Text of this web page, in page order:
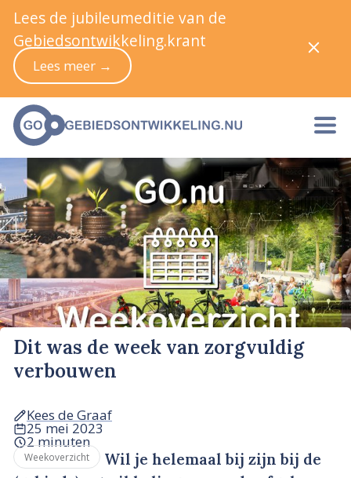
Dit was de week van zorgvuldig
verbouwen
Kees de Graaf
25 mei 2023
2 minuten
Weekoverzicht
Wil je helemaal bij zijn bij de
Lees de jubileumeditie van de
Gebiedsontwikkeling.krant
Lees meer →